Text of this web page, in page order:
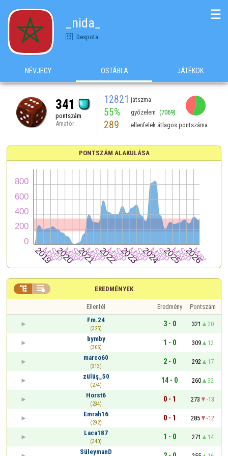
_nida_
Despota
☰
NÉVJEGY OSTÁBLA JÁTÉKOK
341
pontszám
Amatőr
12821 játszma
55% győzelem (7069)
289 ellenfelek átlagos pontszáma
PONTSZÁM ALAKULÁSA
EREDMÉNYEK
 
Ellenfél Eredmény
Pontszám
Fm.24
(325)
3 - 0 321
20
bymby
(305)
1 - 0 309
12
marco60
(313)
2 - 0 292
17
zülüş_50
(274)
14 - 0 260
32
Horst6
(234)
0 - 1 273
-13
Emrah16
(292)
0 - 1 285
-12
Laca187
(340)
1 - 0 271
14
SüleymanD